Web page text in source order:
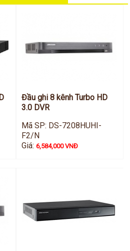
Đầu ghi 8 kênh Turbo HD
3.0 DVR
Mã SP: DS-7208HUHI-
F2/N
Giá: 6,584,000 VNĐ